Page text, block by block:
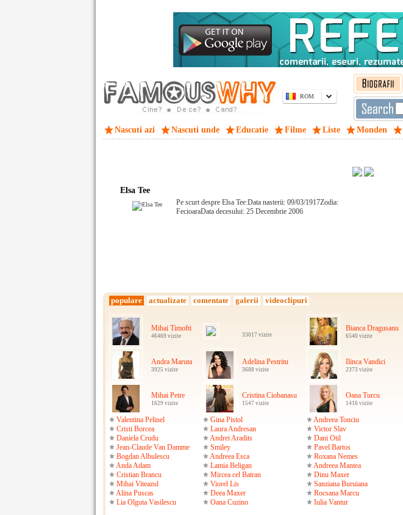
ROM
Nascuti azi Nascuti unde Educatie Filme Liste Monden
Elsa Tee
Pe scurt despre Elsa Tee:Data nasterii: 09/03/1917Zodia:
FecioaraData decesului: 25 Decembrie 2006
populare actualizate comentate galerii videoclipuri
Mihai Timofti
46469 vizite 33017 vizite
Bianca Dragusanu
6540 vizite
Andra Maruta
3925 vizite
Adelina Pestritu
3688 vizite
Ilinca Vandici
2373 vizite
Mihai Petre
1629 vizite
Cristina Ciobanasu
1547 vizite
Oana Turcu
1416 vizite
Valentina Pelinel Gina Pistol Andreea Tonciu
Cristi Borcea
Laura Andresan Victor Slav
Daniela Crudu
Andrei Aradits Dani Otil
Jean-Claude Van Damme
Smiley Pavel Bartos
Bogdan Albulescu
Andreea Esca Roxana Nemes
Anda Adam
Lamia Beligan Andreea Mantea
Cristian Brancu
Mircea cel Batran Dinu Maxer
Mihai Viteazul
Viorel Lis Sanziana Buruiana
Alina Puscas
Deea Maxer Rocsana Marcu
Lia Olguta Vasilescu
Oana Cuzino Iulia Vantur